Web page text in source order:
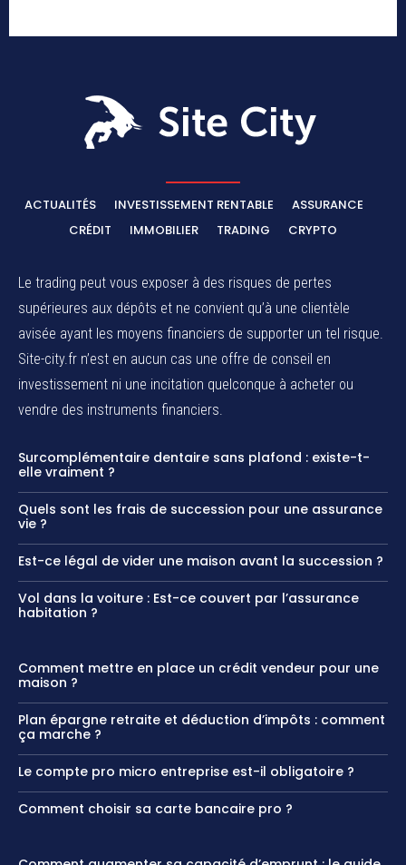
ACTUALITÉS INVESTISSEMENT RENTABLE
ASSURANCE
CRÉDIT
IMMOBILIER TRADING CRYPTO
Le trading peut vous exposer à des risques de pertes
supérieures aux dépôts et ne convient qu’à une clientèle
avisée ayant les moyens financiers de supporter un tel risque.
Site-city.fr n’est en aucun cas une offre de conseil en
investissement ni une incitation quelconque à acheter ou
vendre des instruments financiers.
Surcomplémentaire dentaire sans plafond : existe-t-
elle vraiment ?
Quels sont les frais de succession pour une assurance
vie ?
Est-ce légal de vider une maison avant la succession ?
Vol dans la voiture : Est-ce couvert par l’assurance
habitation ?
Comment mettre en place un crédit vendeur pour une
maison ?
Plan épargne retraite et déduction d’impôts : comment
ça marche ?
Le compte pro micro entreprise est-il obligatoire ?
Comment choisir sa carte bancaire pro ?